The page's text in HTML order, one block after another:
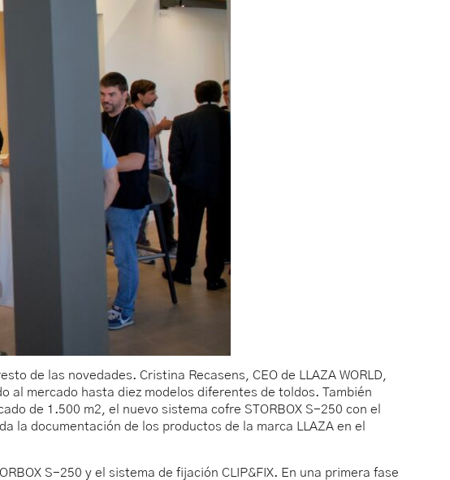
de las novedades. Cristina Recasens, CEO de LLAZA WORLD,
al mercado hasta diez modelos diferentes de toldos. También
de 1.500 m2, el nuevo sistema cofre STORBOX S-250 con el
la documentación de los productos de la marca LLAZA en el
S-250 y el sistema de fijación CLIP&FIX. En una primera fase